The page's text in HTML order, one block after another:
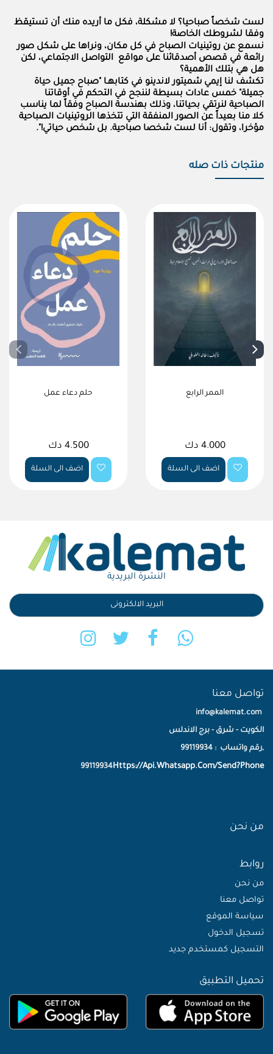
لست شخصاً صباحيا؟ لا مشكلة، فكل ما أريده منك أن تستيقظ
وفقا لشروطك الخاصة!
نسمع عن روتينيات الصباح في كل مكان، ونراها على شكل صور
رائعة في قصص أصدقائنا على مواقع التواصل الاجتماعي، لكن
هل هي بتلك الأهمية؟
تكشف لنا إيمي شميتور لاندينو في كتابهـا "صباح جميل حياة
جميلة" خمس عادات بسيطة لننجح في التحكم في أوقاتنا
الصباحية لنرتقي بحياتنا، وذلك بهندسة الصباح وفقاً لما يناسب
كلا منا بعيداً عن الصور المنفقة التي تتخذها الروتينيات الصباحية
مؤخرا، وتقول: أنا لست شخصا صباحية. بل شخص حياتي!".
منتجات ذات صله
حلم دعاء عمل
4.500 دك
اضف الى السلة
الممر الرابع
4.000 دك
اضف الى السلة
النشرة البريدية
تواصل معنا
info@kalemat.com
الكويت - شرق - برج الاندلس
,رقم واتساب : 99119934
Https://Api.Whatsapp.Com/Send?Phone
99119934
من نحن
روابط
من نحن
تواصل معنا
سياسة الموقع
تسجيل الدخول
التسجيل كمستخدم جديد
تحميل التطبيق